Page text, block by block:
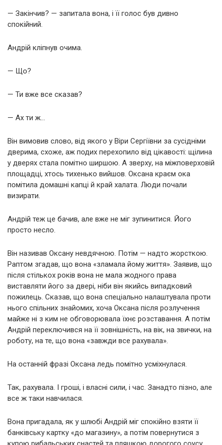
— Закінчив? — запитала вона, і її голос був дивно
спокійний.
Андрій кліпнув очима.
— Що?
— Ти вже все сказав?
— Ах ти ж…
Він вимовив слово, від якого у Віри Сергіївни за сусідніми
дверима, схоже, аж подих перехопило від цікавості: щілина
у дверях стала помітно ширшою. А зверху, на міжповерховій
площадці, хтось тихенько вийшов. Оксана краєм ока
помітила домашні капці й край халата. Люди почали
визирати.
Андрій теж це бачив, але вже не міг зупинитися. Його
просто несло.
Він називав Оксану невдячною. Потім — надто жорсткою.
Раптом згадав, що вона «зламала йому життя». Заявив, що
після стількох років вона не мала жодного права
виставляти його за двері, ніби він якийсь випадковий
пожилець. Сказав, що вона спеціально налаштувала проти
нього спільних знайомих, хоча Оксана після розлучення
майже ні з ким не обговорювала їхнє розставання. А потім
Андрій переключився на її зовнішність, на вік, на звички, на
роботу, на те, що вона «завжди все рахувала».
На останній фразі Оксана ледь помітно усміхнулася.
Так, рахувала. І гроші, і власні сили, і час. Занадто пізно, але
все ж таки навчилася.
Вона пригадала, як у шлюбі Андрій міг спокійно взяти її
банківську картку «до магазину», а потім повернутися з